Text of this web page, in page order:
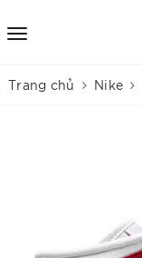
Trang chủ Nike